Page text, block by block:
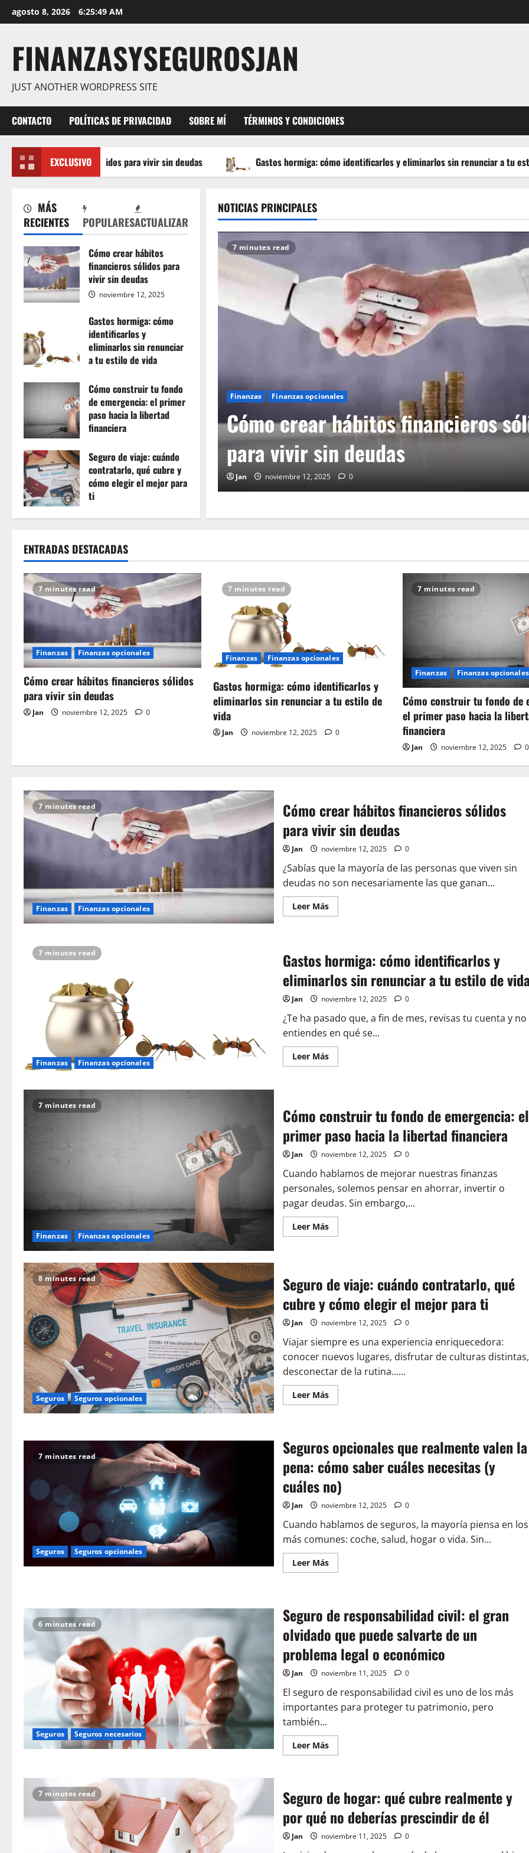
al
agosto 8, 2026 6:25:50 AM
FINANZASYSEGUROSJAN
JUST ANOTHER WORDPRESS SITE
CONTACTO POLÍTICAS DE PRIVACIDAD SOBRE MÍ TÉRMINOS Y CONDICIONES
EXCLUSIVO
sólidos para vivir sin deudas Gastos hormiga: cómo identificarlos y eliminarlos sin renunciar a tu estilo de vida
MÁS
RECIENTES
POPULARESACTUALIZAR
Cómo crear hábitos
financieros sólidos para
vivir sin deudas
noviembre 12, 2025
Gastos hormiga: cómo
identificarlos y
eliminarlos sin renunciar
a tu estilo de vida
0
Cómo construir tu fondo
de emergencia: el primer
paso hacia la libertad
financiera
0
Seguro de viaje: cuándo
contratarlo, qué cubre y
cómo elegir el mejor para
ti
NOTICIAS PRINCIPALES
financieros sólidos
7 minutes read
Gastos hormiga: cómo
eliminarlos sin renunciar a tu
vida
Jan noviembre 12, 2025 0
ENTRADAS DESTACADAS
7 minutes read
Finanzas Finanzas opcionales
Cómo crear hábitos financieros sólidos
para vivir sin deudas
Jan noviembre 12, 2025 0
7 minutes read
Finanzas Finanzas opcionales
Gastos hormiga: cómo identificarlos y
eliminarlos sin renunciar a tu estilo de
vida
Jan noviembre 12, 2025 0
7 minutes read
Finanzas Finanzas opcionales
Cómo construir tu fondo de
el primer paso hacia la
financiera
Jan noviembre 12, 2025 0
7 minutes read
Finanzas Finanzas opcionales
Cómo crear hábitos financieros sólidos
para vivir sin deudas
Jan noviembre 12, 2025 0
¿Sabías que la mayoría de las personas que viven sin
deudas no son necesariamente las que ganan...
Leer MásLeer
más
hábitos
financieros
sólidos
para
vivir
sin
deudas
7 minutes read
Finanzas Finanzas opcionales
Gastos hormiga: cómo identificarlos y
eliminarlos sin renunciar a tu estilo de vida
Jan noviembre 12, 2025 0
¿Te ha pasado que, a fin de mes, revisas tu cuenta y no
entiendes en qué se...
Leer MásLeer
más
identificarlos
y
eliminarlos
sin
renunciar
a
estilo
de
vida
7 minutes read
Finanzas Finanzas opcionales
Cómo construir tu fondo de emergencia: el
primer paso hacia la libertad financiera
Jan noviembre 12, 2025 0
Cuando hablamos de mejorar nuestras finanzas
personales, solemos pensar en ahorrar, invertir o
pagar deudas. Sin embargo,...
Leer MásLeer
más
fondo
de
emergencia:
el
paso
la
libertad
financiera
8 minutes read
Seguros Seguros opcionales
Seguro de viaje: cuándo contratarlo, qué
cubre y cómo elegir el mejor para ti
Jan noviembre 12, 2025 0
Viajar siempre es una experiencia enriquecedora:
conocer nuevos lugares, disfrutar de culturas distintas,
desconectar de la rutina…...
Leer MásLeer
más
viaje:
cuándo
contratarlo,
qué
cubre
y
cómo
elegir
el
mejor
para
7 minutes read
Seguros Seguros opcionales
Seguros opcionales que realmente valen la
pena: cómo saber cuáles necesitas (y
cuáles no)
Jan noviembre 12, 2025 0
Cuando hablamos de seguros, la mayoría piensa en los
más comunes: coche, salud, hogar o vida. Sin...
Leer MásLeer
más
que
realmente
la
pena:
cómo
saber
cuáles
necesitas
(y
cuáles
6 minutes read
Seguros Seguros necesarios
Seguro de responsabilidad civil: el gran
olvidado que puede salvarte de un
problema legal o económico
Jan noviembre 11, 2025 0
El seguro de responsabilidad civil es uno de los más
importantes para proteger tu patrimonio, pero
también...
Leer MásLeer
más
responsabilidad
civil:
gran
olvidado
que
7 minutes read
Seguro de hogar: qué cubre realmente y
por qué no deberías prescindir de él
Jan noviembre 11, 2025 0